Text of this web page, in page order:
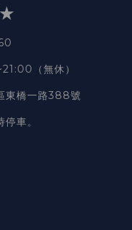
★
（無休）
東橋一路388號
車。